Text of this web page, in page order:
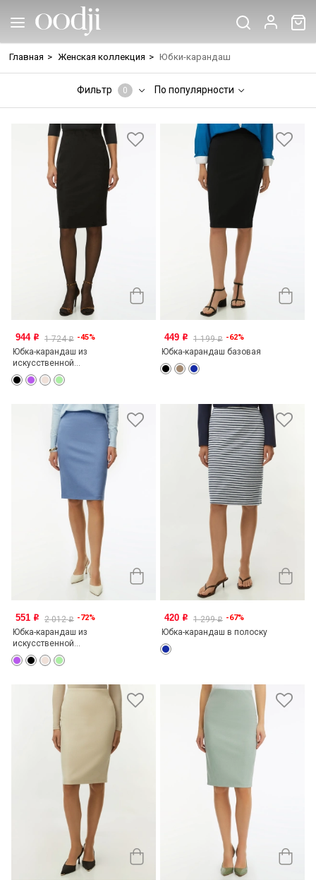
Главная > Женская коллекция > Юбки-карандаш
Фильтр 0 По популярности
944 o 1 724o -45%
Юбка-карандаш из
искусственной...
449 o 1 199o -62%
Юбка-карандаш базовая
551 o 2 012o -72%
Юбка-карандаш из
искусственной...
420 o 1 299o -67%
Юбка-карандаш в полоску